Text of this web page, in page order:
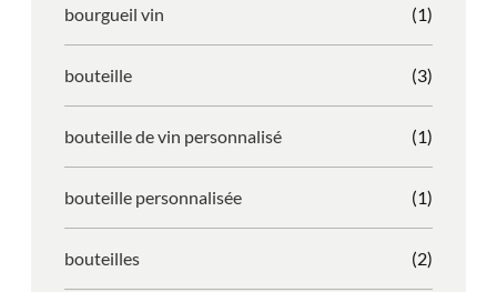
bourgueil vin (1)
bouteille (3)
bouteille de vin personnalisé (1)
bouteille personnalisée (1)
bouteilles (2)